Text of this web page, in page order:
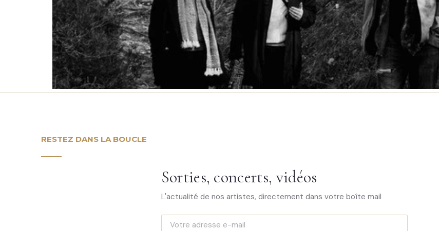
RESTEZ DANS LA BOUCLE
Sorties, concerts, vidéos
L'actualité de nos artistes, directement dans votre boîte mail